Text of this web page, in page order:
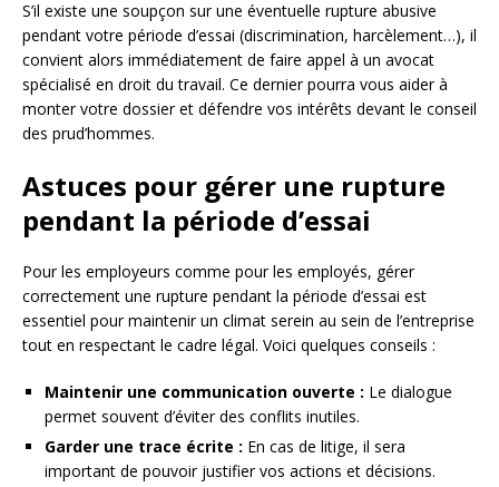
S’il existe une soupçon sur une éventuelle rupture abusive
pendant votre période d’essai (discrimination, harcèlement…), il
convient alors immédiatement de faire appel à un avocat
spécialisé en droit du travail. Ce dernier pourra vous aider à
monter votre dossier et défendre vos intérêts devant le conseil
des prud’hommes.
Astuces pour gérer une rupture
pendant la période d’essai
Pour les employeurs comme pour les employés, gérer
correctement une rupture pendant la période d’essai est
essentiel pour maintenir un climat serein au sein de l’entreprise
tout en respectant le cadre légal. Voici quelques conseils :
Maintenir une communication ouverte : Le dialogue
permet souvent d’éviter des conflits inutiles.
Garder une trace écrite : En cas de litige, il sera
important de pouvoir justifier vos actions et décisions.